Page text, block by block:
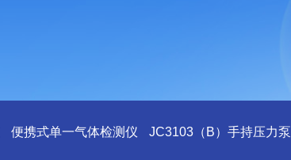
便携式单一气体检测仪 JC3103（B）手持压力泵